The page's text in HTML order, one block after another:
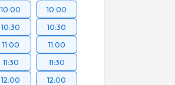
10:00
10:30
11:00
11:30
12:00
10:00
10:30
11:00
11:30
12:00